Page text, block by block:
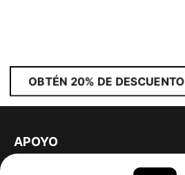
OBTÉN 20% DE DESCUENTO
APOYO